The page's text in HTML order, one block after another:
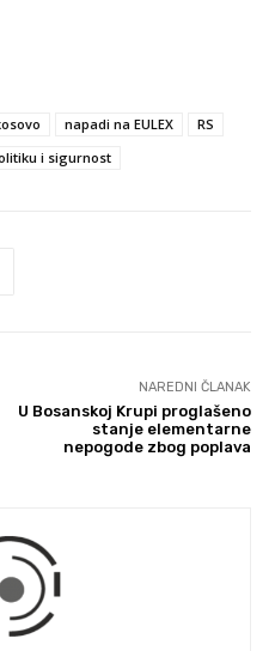
napadi na EULEX
RS
i sigurnost
NAREDNI ČLANAK
U Bosanskoj Krupi proglašeno
stanje elementarne
nepogode zbog poplava